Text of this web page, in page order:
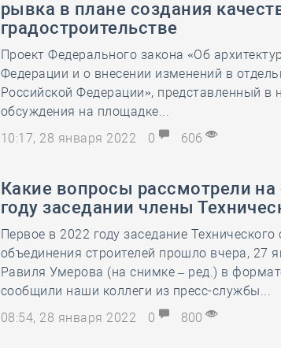
рывка в плане создания
градостроительстве
Проект Федерального закона «Об
Федерации и о внесении изменений в
Российской Федерации», представленный
обсуждения на площадке...
10:17, 28 января 2022
0 606
Какие вопросы рассмотрели
году заседании члены
Первое в 2022 году заседание
объединения строителей прошло вчера, 27
Равиля Умерова (на снимке – ред.) в
сообщили наши коллеги из пресс-службы...
08:54, 28 января 2022
0 800